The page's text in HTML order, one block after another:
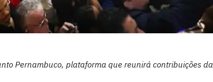
Pernambuco, plataforma que reunirá contribuições da